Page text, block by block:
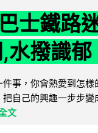
士鐵路
水撥識
事，你會熱愛到怎
自己的興趣一步步
文